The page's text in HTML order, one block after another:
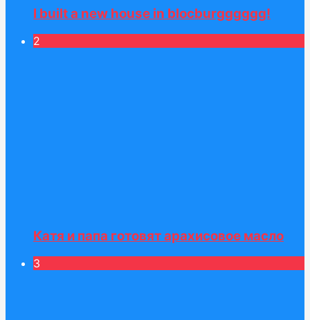
I built a new house in blocburgggggg!
2
Катя и папа готовят арахисовое масло
3